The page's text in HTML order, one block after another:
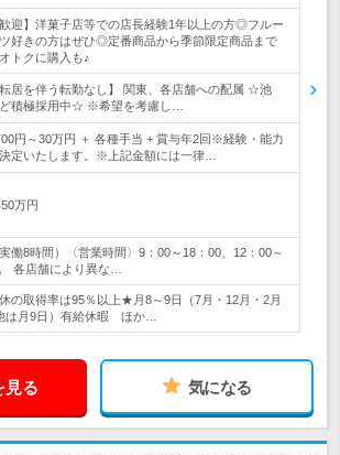
歓迎】洋菓子店等での店長経験1年以上の方◎フルー
好きの方はぜひ◎定番商品から季節限定商品まで
トクに購入も♪
転居を伴う転勤なし】 関東、各店舗への配属 ☆池
積極採用中☆ ※希望を考慮し…
円～30万円 ＋ 各種手当 + 賞与年2回※経験・能力
定いたします。※上記金額には一律…
万円
働8時間）〈営業時間〉9：00～18：00、12：00～
店舗により異な…
の取得率は95％以上★月8～9日（7月・12月・2月
は月9日）有給休暇 ほか…
見る 気になる